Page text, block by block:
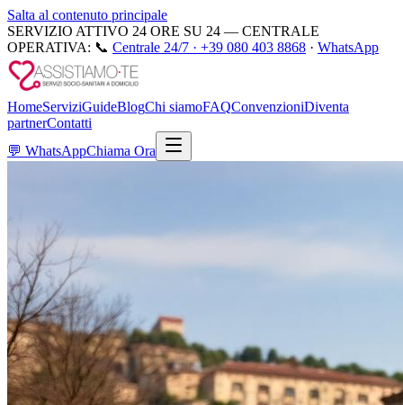
Salta al contenuto principale
SERVIZIO ATTIVO 24 ORE SU 24 — CENTRALE
OPERATIVA: 📞 Centrale 24/7 · +39 080 403 8868 · WhatsApp
HomeServiziGuideBlogChi siamoFAQConvenzioniDiventa
partnerContatti
💬 WhatsAppChiama Ora